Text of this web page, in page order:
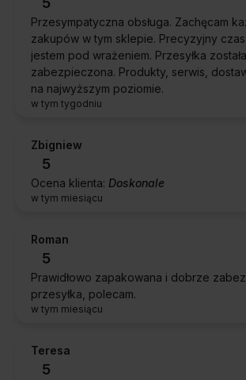
Przesympatyczna obsługa. Zachęcam
zakupów w tym sklepie. Precyzyjny czas
jestem pod wrażeniem. Przesyłka
zabezpieczona. Produkty, serwis,
na najwyższym poziomie.
w tym tygodniu
Zbigniew
5
Ocena klienta: Doskonale
w tym miesiącu
Roman
5
Prawidłowo zapakowana i dobrze
przesyłka, polecam.
w tym miesiącu
Teresa
5